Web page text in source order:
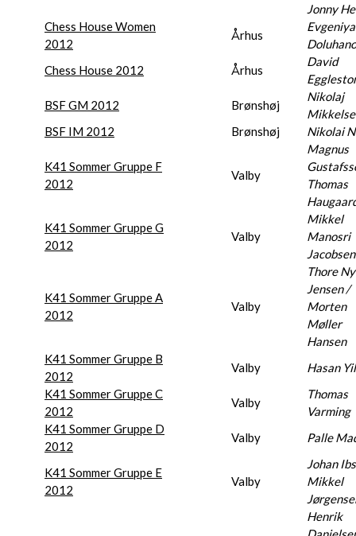
Jonny
Chess House Women
2012
Århus
Evgeniya
Chess House 2012
Århus
David
BSF GM 2012
Brønshøj
Nikolaj
BSF IM 2012
Brønshøj Nikolai
K41 Sommer Gruppe F
2012
Valby
Magnus
Thomas
K41 Sommer Gruppe G
2012
Valby
Mikkel
Manosri
Jacobsen
K41 Sommer Gruppe A
2012
Valby
Thore
Jensen /
Morten
Møller
Hansen
K41 Sommer Gruppe B
2012
Valby
Hasan
K41 Sommer Gruppe C
2012
Valby
Thomas
Varming
K41 Sommer Gruppe D
2012
Valby Palle
K41 Sommer Gruppe E
2012
Valby
Johan
Mikkel
Henrik